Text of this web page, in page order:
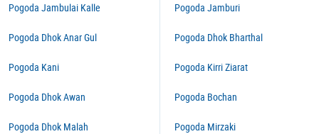
Pogoda Jambulai Kalle
Pogoda Dhok Anar Gul
Pogoda Kani
Pogoda Dhok Awan
Pogoda Dhok Malah
Pogoda Jamburi
Pogoda Dhok Bharthal
Pogoda Kirri Ziarat
Pogoda Bochan
Pogoda Mirzaki